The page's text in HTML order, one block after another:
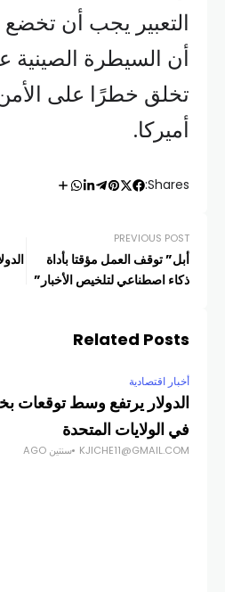
التعبير يجب أن
أن السيطرة الصينية
تخلق خطرًا على
أميركا.
Shares:
PREVIOUS POST
أبل” توقف العمل مؤقتا بأداة
ذكاء اصطناعي لتلخيص الأخبار”
Related Posts
أخبار اقتصادية
الدولار يرتفع وسط توقعات
في الولايات المتحدة
KJICHE11@GMAIL.COM سنتين AGO